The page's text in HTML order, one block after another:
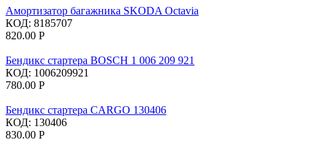
Амортизатор багажника SKODA Octavia
КОД: 8185707
820.00 Р
Бендикс стартера BOSCH 1 006 209 921
КОД: 1006209921
780.00 Р
Бендикс стартера CARGO 130406
КОД: 130406
830.00 Р